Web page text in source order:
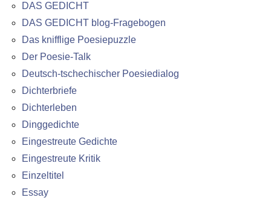
DAS GEDICHT
DAS GEDICHT blog-Fragebogen
Das knifflige Poesiepuzzle
Der Poesie-Talk
Deutsch-tschechischer Poesiedialog
Dichterbriefe
Dichterleben
Dinggedichte
Eingestreute Gedichte
Eingestreute Kritik
Einzeltitel
Essay